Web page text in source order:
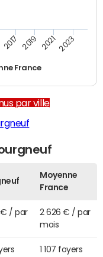
France
2017 2019 2021 2023
par ville
Moyenne
France
€ / par
2 626 € / par
mois
1 107 foyers